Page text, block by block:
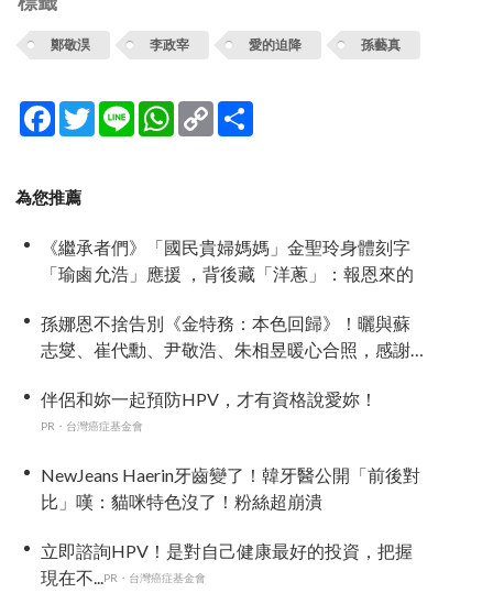
鄭敬淏 李政宰 愛的迫降 孫藝真
Facebook
TwitterLine WhatsApp
Copy
Link
為您推薦
《繼承者們》「國民貴婦媽媽」金聖玲身體刻字
「瑜鹵允浩」應援 ，背後藏「洋蔥」：報恩來的
孫娜恩不捨告別《金特務：本色回歸》！曬與蘇
志燮、崔代勳、尹敬浩、朱相昱暖心合照，感謝
伴侶和妳一起預防HPV，才有資格說愛妳！
PR・台灣癌症基金會
NewJeans Haerin牙齒變了！韓牙醫公開「前後對
比」嘆：貓咪特色沒了！粉絲超崩潰
立即諮詢HPV！是對自己健康最好的投資，把握
現在不...PR・台灣癌症基金會